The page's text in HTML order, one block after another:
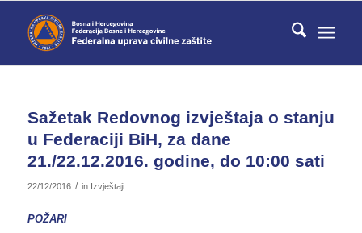
Sažetak Redovnog izvještaja o stanju
u Federaciji BiH, za dane
21./22.12.2016. godine, do 10:00 sati
22/12/2016 / in Izvještaji
POŽARI